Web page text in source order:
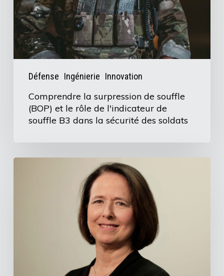
Défense Ingénierie Innovation
(BOP)
et
le
rôle
l'indicateur
souffle
la
Comprendre la surpression de souffle
(BOP) et le rôle de l'indicateur de
souffle B3 dans la sécurité des soldats